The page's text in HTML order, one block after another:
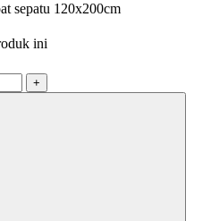
sepatu 120x200cm
ini
+